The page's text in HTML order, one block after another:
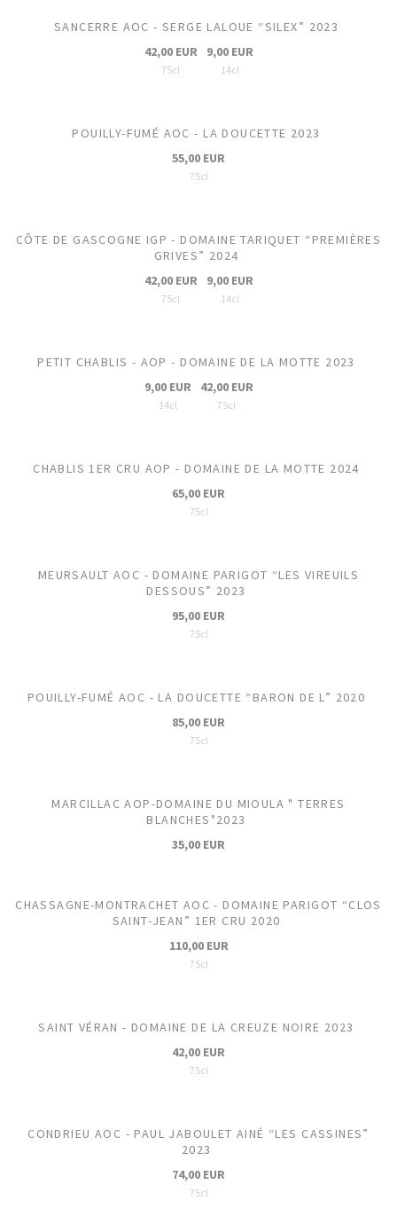
SANCERRE AOC - SERGE LALOUE “SILEX” 2023
42,00 EUR
75cl
9,00 EUR
14cl
POUILLY-FUMÉ AOC - LA DOUCETTE 2023
55,00 EUR
75cl
CÔTE DE GASCOGNE IGP - DOMAINE TARIQUET “PREMIÈRES
GRIVES” 2024
42,00 EUR
75cl
9,00 EUR
14cl
PETIT CHABLIS - AOP - DOMAINE DE LA MOTTE 2023
9,00 EUR
14cl
42,00 EUR
75cl
CHABLIS 1ER CRU AOP - DOMAINE DE LA MOTTE 2024
65,00 EUR
75cl
MEURSAULT AOC - DOMAINE PARIGOT “LES VIREUILS
DESSOUS” 2023
95,00 EUR
75cl
POUILLY-FUMÉ AOC - LA DOUCETTE “BARON DE L” 2020
85,00 EUR
75cl
MARCILLAC AOP-DOMAINE DU MIOULA " TERRES
BLANCHES"2023
35,00 EUR
CHASSAGNE-MONTRACHET AOC - DOMAINE PARIGOT “CLOS
SAINT-JEAN” 1ER CRU 2020
110,00 EUR
75cl
SAINT VÉRAN - DOMAINE DE LA CREUZE NOIRE 2023
42,00 EUR
75cl
CONDRIEU AOC - PAUL JABOULET AINÉ “LES CASSINES”
2023
74,00 EUR
75cl